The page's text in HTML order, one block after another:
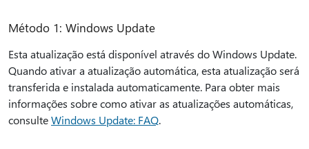
Método 1: Windows Update
Esta atualização está disponível através do Windows Update.
Quando ativar a atualização automática, esta atualização será
transferida e instalada automaticamente. Para obter mais
informações sobre como ativar as atualizações automáticas,
consulteWindows Update: FAQ.